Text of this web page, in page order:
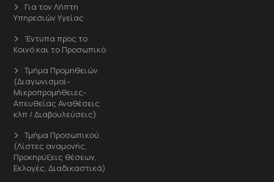
Για τον Λήπτη
Υπηρεσιών Υγείας
'Εντυπα προς το
Κοινό και το Προσωπικό
Τμήμα Προμηθειών
(Διαγωνισμοί-
Μικροπρομήθειες-
Απευθείας Αναθέσεις
κλπ / Διαβουλεύσεις)
Τμήμα Προσωπικού
(Λίστες αναμονής,
Προκηρύξεις θέσεων,
Εκλογές, Διαδικαστικά)